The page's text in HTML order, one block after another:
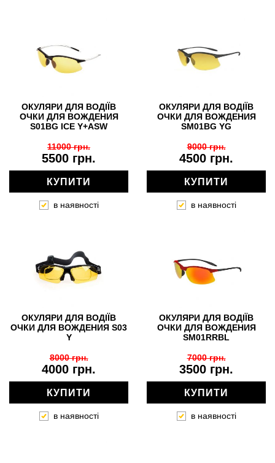
ОКУЛЯРИ ДЛЯ ВОДІЇВ
ОЧКИ ДЛЯ ВОЖДЕНИЯ
S01BG ICE Y+ASW
5500 грн.
11000 грн.
КУПИТИ
в наявності
ОКУЛЯРИ ДЛЯ ВОДІЇВ
ОЧКИ ДЛЯ ВОЖДЕНИЯ
SM01BG YG
4500 грн.
9000 грн.
КУПИТИ
в наявності
ОКУЛЯРИ ДЛЯ ВОДІЇВ
ОЧКИ ДЛЯ ВОЖДЕНИЯ S03
Y
4000 грн.
8000 грн.
КУПИТИ
в наявності
ОКУЛЯРИ ДЛЯ ВОДІЇВ
ОЧКИ ДЛЯ ВОЖДЕНИЯ
SM01RRBL
3500 грн.
7000 грн.
КУПИТИ
в наявності